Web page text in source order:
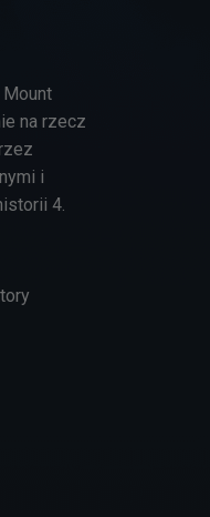
na rzecz
i
4.